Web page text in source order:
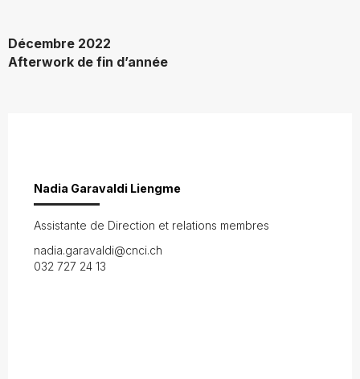
Décembre 2022
Afterwork de fin d’année
Nadia Garavaldi Liengme
Assistante de Direction et relations membres
nadia.garavaldi@cnci.ch
032 727 24 13